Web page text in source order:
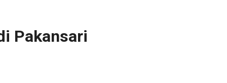
Pakansari